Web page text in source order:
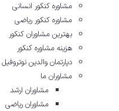
مشاوره کنکور انسانی
مشاوره کنکور ریاضی
بهترین مشاوران کنکور
هزینه مشاوره کنکور
دپارتمان والدین نوتروفیل
مشاوران ما
مشاوران ارشد
مشاوران ریاضی